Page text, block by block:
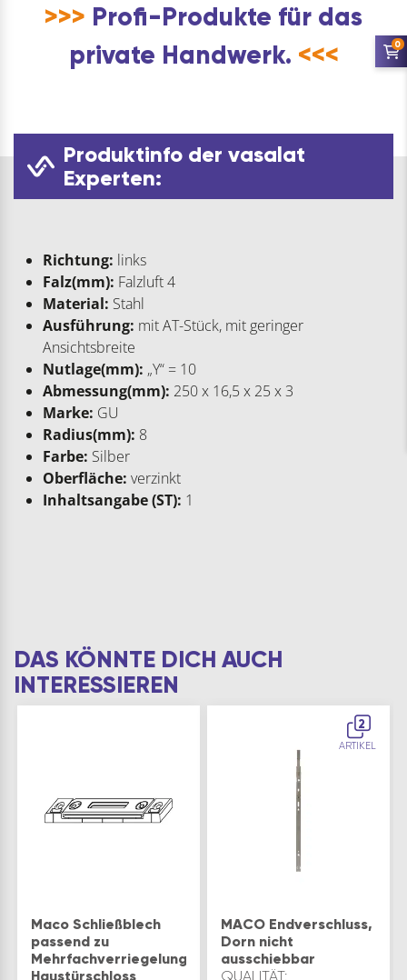
>>> Profi-Produkte für das
private Handwerk. <<<
Produktinfo der vasalat
Experten:
Richtung: links
Falz(mm): Falzluft 4
Material: Stahl
Ausführung: mit AT-Stück, mit geringer
Ansichtsbreite
Nutlage(mm): „Y“ = 10
Abmessung(mm): 250 x 16,5 x 25 x 3
Marke: GU
Radius(mm): 8
Farbe: Silber
Oberfläche: verzinkt
Inhaltsangabe (ST): 1
DAS KÖNNTE DICH AUCH
INTERESSIEREN
Maco Schließblech
passend zu
Mehrfachverriegelung
Haustürschloss
2
ARTIKEL
MACO Endverschluss,
Dorn nicht
ausschiebbar
QUALITÄT:
0